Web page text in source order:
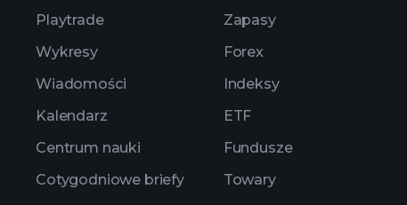
Playtrade
Wykresy
Wiadomości
Kalendarz
Centrum nauki
Cotygodniowe briefy
Zapasy
Forex
Indeksy
ETF
Fundusze
Towary